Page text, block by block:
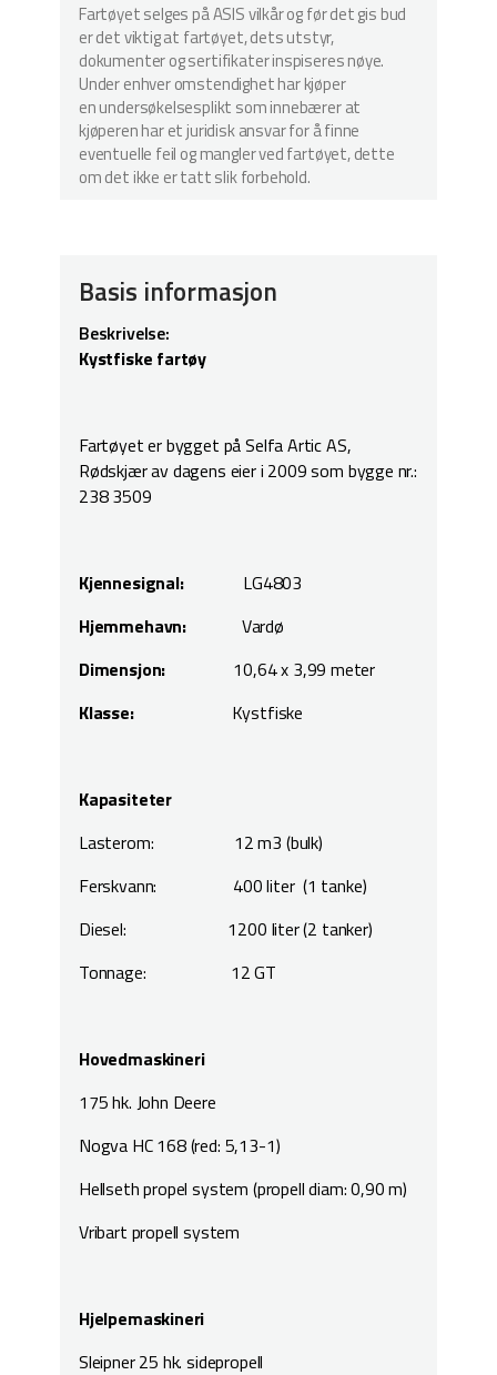
Fartøyet selges på ASIS vilkår og før det gis bud
er det viktig at fartøyet, dets utstyr,
dokumenter og sertifikater inspiseres nøye.
Under enhver omstendighet har kjøper
en undersøkelsesplikt som innebærer at
kjøperen har et juridisk ansvar for å finne
eventuelle feil og mangler ved fartøyet, dette
om det ikke er tatt slik forbehold.
Basis informasjon
Beskrivelse:
Kystfiske fartøy
Fartøyet er bygget på Selfa Artic AS,
Rødskjær av dagens eier i 2009 som bygge nr.:
238 3509
Kjennesignal:LG4803
Hjemmehavn: Vardø
Dimensjon: 10,64 x 3,99 meter
Klasse: Kystfiske
Kapasiteter
Lasterom: 12 m3 (bulk)
Ferskvann: 400 liter (1 tanke)
Diesel: 1200 liter (2 tanker)
Tonnage: 12 GT
Hovedmaskineri
175 hk. John Deere
Nogva HC 168 (red: 5,13-1)
Hellseth propel system (propell diam: 0,90 m)
Vribart propell system
Hjelpemaskineri
Sleipner 25 hk. sidepropell